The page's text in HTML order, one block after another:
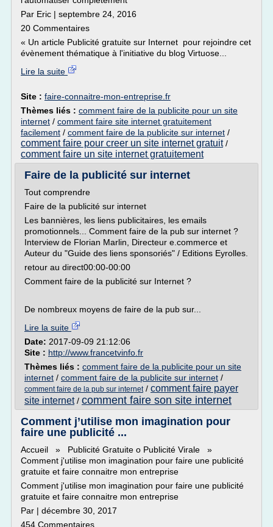
Par Eric | septembre 24, 2016
20 Commentaires
« Un article Publicité gratuite sur Internet pour rejoindre cet
évènement thématique à l'initiative du blog Virtuose...
Lire la suite
Site : faire-connaitre-mon-entreprise.fr
Thèmes liés : comment faire de la publicite pour un site
internet / comment faire site internet gratuitement
facilement / comment faire de la publicite sur internet /
comment faire pour creer un site internet gratuit/
comment faire un site internet gratuitement
Faire de la publicité sur internet
Tout comprendre
Faire de la publicité sur internet
Les bannières, les liens publicitaires, les emails
promotionnels... Comment faire de la pub sur internet ?
Interview de Florian Marlin, Directeur e.commerce et
Auteur du "Guide des liens sponsoriés" / Editions Eyrolles.
retour au direct00:00-00:00
Comment faire de la publicité sur Internet ?
De nombreux moyens de faire de la pub sur...
Lire la suite
Date: 2017-09-09 21:12:06
Site : http://www.francetvinfo.fr
Thèmes liés : comment faire de la publicite pour un site
internet / comment faire de la publicite sur internet /
comment faire de la pub sur internet/ comment faire payer
site internet/ comment faire son site internet
Comment j’utilise mon imagination pour
faire une publicité ...
Accueil » Publicité Gratuite o Publicité Virale »
Comment j'utilise mon imagination pour faire une publicité
gratuite et faire connaitre mon entreprise
Comment j'utilise mon imagination pour faire une publicité
gratuite et faire connaitre mon entreprise
Par | décembre 30, 2017
454 Commentaires